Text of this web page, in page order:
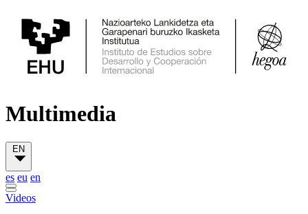
Multimedia
EN
es eu en
Videos